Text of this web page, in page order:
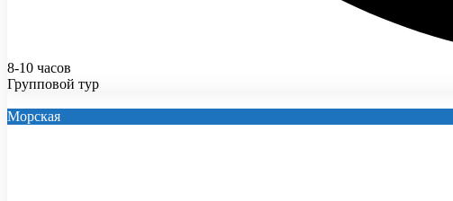
8-10 часов
Групповой тур
Морская